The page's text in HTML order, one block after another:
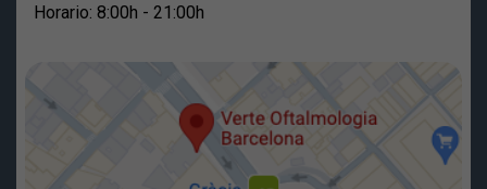
Horario: 8:00h - 21:00h